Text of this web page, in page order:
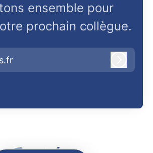
ensemble pour
prochain collègue.